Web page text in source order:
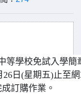
等學校免試入學簡
日(星期五)止至
訂購作業。